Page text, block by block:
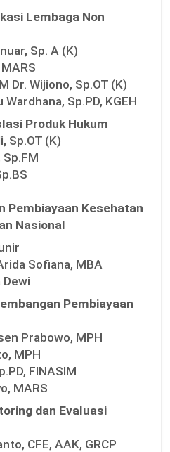
Lembaga Non
Sp. A (K)
Dr. Wijiono, Sp.OT (K)
Sp.PD, KGEH
Produk Hukum
Sp.OT (K)
Sp.FM
Pembiayaan Kesehatan
Nasional
Sofiana, MBA
Dewi
Pembiayaan
Prabowo, MPH
MPH
FINASIM
MARS
dan Evaluasi
CFE, AAK, GRCP